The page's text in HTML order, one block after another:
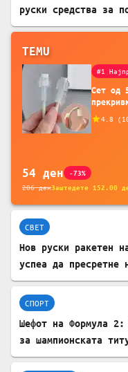
руски средства за
TEMU
#1
Сет од
4.8 (
54 ден -73%
206денЗаштедете 152.00
СВЕТ
Нов руски ракетен
успеа да пресретне
СПОРТ
Шефот на Формула 2:
за шампионската